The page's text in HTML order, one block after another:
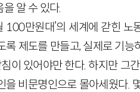
알 수 있다.
100만원대’의 세계에 갇힌
제도를 만들고, 실제로 기
이 있어야만 한다. 하지만 그
비문명인으로 몰아세웠다.